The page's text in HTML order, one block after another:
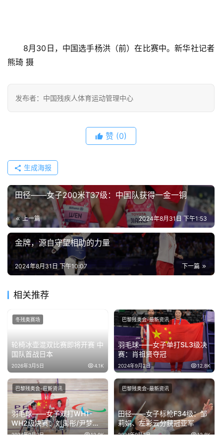
8月30日，中国选手杨洪（前）在比赛中。新华社记者
熊琦 摄
发布者：中国残疾人体育运动管理中心
赞 (0)
生成海报
田径——女子200米T37级：中国队获得一金一铜
上一篇 2024年8月31日 下午1:53
金牌，源自守望相助的力量
下一篇
2024年8月31日 下午10:07
相关推荐
轮椅冰壶混双比赛即将开赛 中
国队首战日本
2026年3月5日 4.1K
冬残奥赛场
羽毛球——女子单打SL3级决
赛：肖祖贤夺冠
2024年9月2日 12.8K
巴黎残奥会-最新资讯
羽毛球——女子双打WH1-
WH2级决赛：刘禹彤/尹梦璐
夺冠
2024年9月2日 12.9K
巴黎残奥会-最新资讯
田径——女子标枪F34级：邹
莉娟、左彩云分获冠亚军
2024年9月2日 12.8K
巴黎残奥会-最新资讯